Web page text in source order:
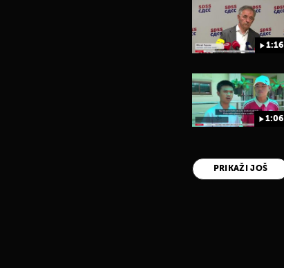
1:16
1:06
PRIKAŽI JOŠ